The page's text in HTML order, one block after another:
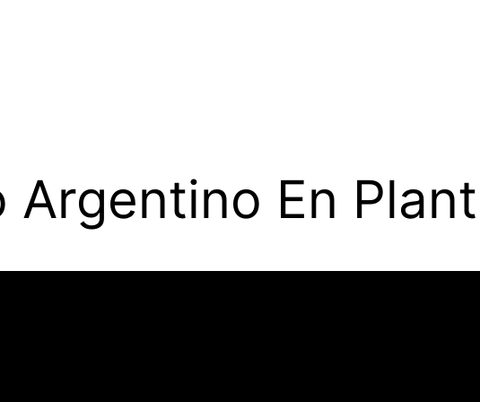
Argentino En